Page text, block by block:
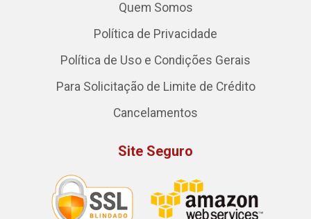
Quem Somos
Política de Privacidade
Política de Uso e Condições Gerais
Para Solicitação de Limite de Crédito
Cancelamentos
Site Seguro